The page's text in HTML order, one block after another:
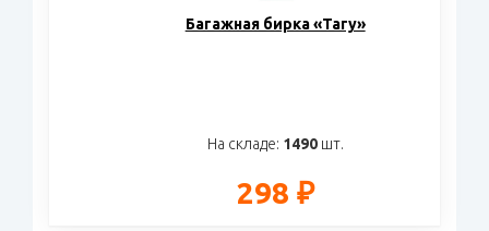
Багажная бирка «Тагу»
На складе: 1490шт.
298 ₽